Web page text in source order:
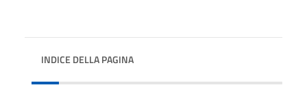
INDICE DELLA PAGINA